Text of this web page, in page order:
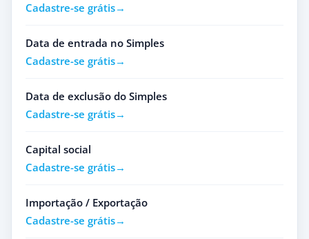
Cadastre-se grátis
Data de entrada no Simples
Cadastre-se grátis
Data de exclusão do Simples
Cadastre-se grátis
Capital social
Cadastre-se grátis
Importação / Exportação
Cadastre-se grátis